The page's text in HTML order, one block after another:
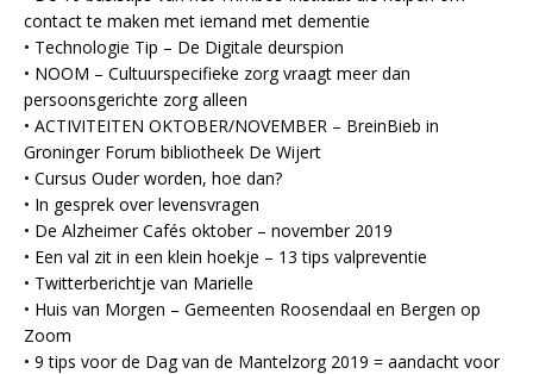
contact te maken met iemand met dementie
• Technologie Tip – De Digitale deurspion
• NOOM – Cultuurspecifieke zorg vraagt meer dan
persoonsgerichte zorg alleen
• ACTIVITEITEN OKTOBER/NOVEMBER – BreinBieb in
Groninger Forum bibliotheek De Wijert
• Cursus Ouder worden, hoe dan?
• In gesprek over levensvragen
• De Alzheimer Cafés oktober – november 2019
• Een val zit in een klein hoekje – 13 tips valpreventie
• Twitterberichtje van Marielle
• Huis van Morgen – Gemeenten Roosendaal en Bergen op
Zoom
• 9 tips voor de Dag van de Mantelzorg 2019 = aandacht voor